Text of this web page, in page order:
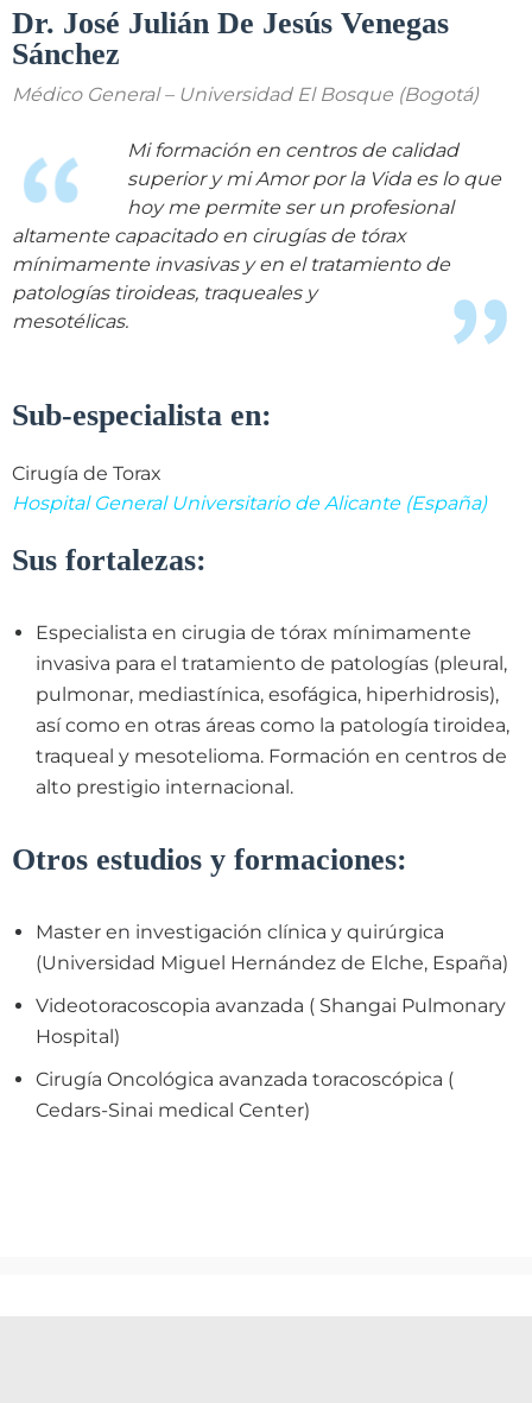
Dr. José Julián De Jesús Venegas
Sánchez
Médico General – Universidad El Bosque (Bogotá)
Mi formación en centros de calidad
superior y mi Amor por la Vida es lo que
hoy me permite ser un profesional
altamente capacitado en cirugías de tórax
mínimamente invasivas y en el tratamiento de
patologíastiroideas, traqueales y
mesotélicas.
Sub-especialista en:
Cirugía de Torax
Hospital General Universitario de Alicante (España)
Sus fortalezas:
Especialista en cirugia de tórax mínimamente
invasiva para el tratamiento de patologías (pleural,
pulmonar, mediastínica, esofágica, hiperhidrosis),
así como en otras áreas como la patología tiroidea,
traqueal y mesotelioma. Formación en centros de
alto prestigio internacional.
Otros estudios y formaciones:
Master en investigación clínica y quirúrgica
(Universidad Miguel Hernández de Elche, España)
Videotoracoscopia avanzada ( Shangai Pulmonary
Hospital)
Cirugía Oncológica avanzada toracoscópica (
Cedars-Sinai medical Center)